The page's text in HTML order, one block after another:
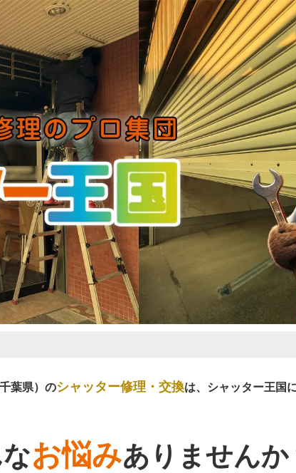
葉県）のシャッター修理・交換は、シャッター王国
お悩みありませんか